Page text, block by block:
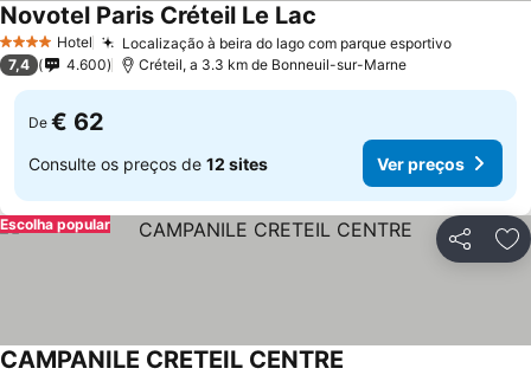
4 EstrelasHotel Localização à beira do lago com parque esportivoVer
Novotel Paris Créteil Le Lac
7,4 4.600 Créteil, a 3.3 km de Bonneuil-sur-Marne
De € 62
Consulte os preços de 12 sites Ver preços
Partilhar
Escolha popular
CAMPANILE CRETEIL CENTRE